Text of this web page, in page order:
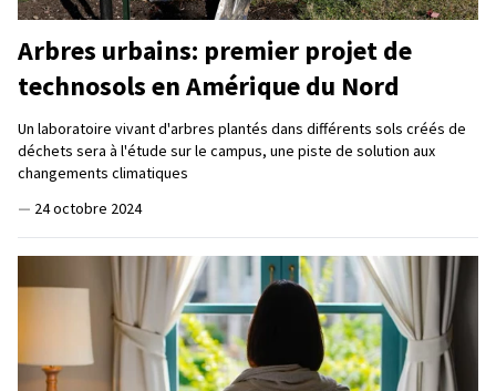
Arbres urbains: premier projet de
technosols en Amérique du Nord
Un laboratoire vivant d'arbres plantés dans différents sols créés de
déchets sera à l'étude sur le campus, une piste de solution aux
changements climatiques
— 24 octobre 2024